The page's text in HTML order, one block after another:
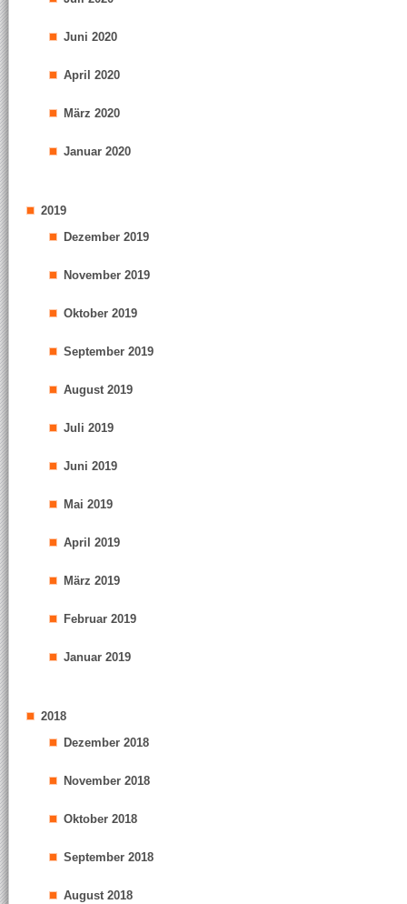
Juni 2020
April 2020
März 2020
Januar 2020
2019
Dezember 2019
November 2019
Oktober 2019
September 2019
August 2019
Juli 2019
Juni 2019
Mai 2019
April 2019
März 2019
Februar 2019
Januar 2019
2018
Dezember 2018
November 2018
Oktober 2018
September 2018
August 2018